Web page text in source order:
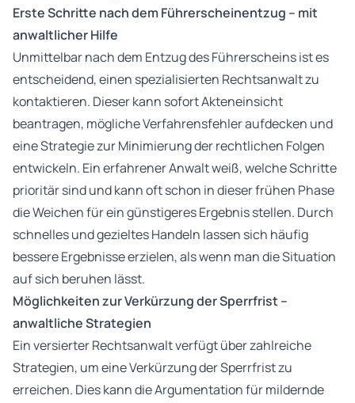
Erste Schritte nach dem Führerscheinentzug – mit
anwaltlicher Hilfe
Unmittelbar nach dem Entzug des Führerscheins ist es
entscheidend, einen spezialisierten Rechtsanwalt zu
kontaktieren. Dieser kann sofort Akteneinsicht
beantragen, mögliche Verfahrensfehler aufdecken und
eine Strategie zur Minimierung der rechtlichen Folgen
entwickeln. Ein erfahrener Anwalt weiß, welche Schritte
prioritär sind und kann oft schon in dieser frühen Phase
die Weichen für ein günstigeres Ergebnis stellen. Durch
schnelles und gezieltes Handeln lassen sich häufig
bessere Ergebnisse erzielen, als wenn man die Situation
auf sich beruhen lässt.
Möglichkeiten zur Verkürzung der Sperrfrist –
anwaltliche Strategien
Ein versierter Rechtsanwalt verfügt über zahlreiche
Strategien, um eine Verkürzung der Sperrfrist zu
erreichen. Dies kann die Argumentation für mildernde